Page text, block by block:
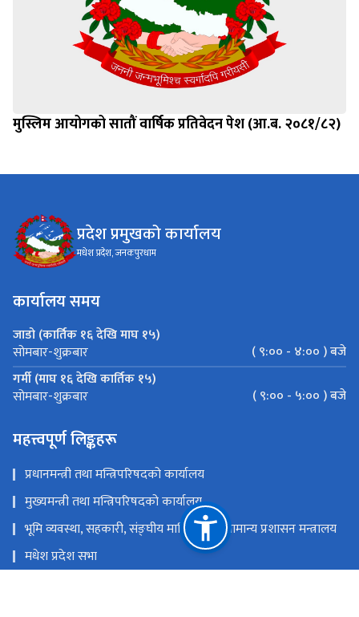
मुस्लिम आयोगको सातौं वार्षिक प्रतिवेदन पेश (आ.ब. २०८१/८२)
प्रदेश प्रमुखको कार्यालय
मधेश प्रदेश, जनकपुरधाम
कार्यालय समय
जाडो (कार्तिक १६ देखि माघ १५)
सोमबार-शुक्रबार
( ९:०० - ४:०० ) बजे
गर्मी (माघ १६ देखि कार्तिक १५)
सोमबार-शुक्रबार ( ९:०० - ५:०० ) बजे
महत्त्वपूर्ण लिङ्कहरू
प्रधानमन्त्री तथा मन्त्रिपरिषदको कार्यालय
मुख्यमन्त्री तथा मन्त्रिपरिषदको कार्यालय
भूमि व्यवस्था, सहकारी, संङ्‍घीय मामिला तथा सामान्य प्रशासन मन्त्रालय
मधेश प्रदेश सभा